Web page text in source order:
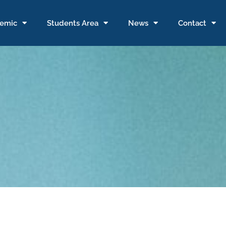
Students Area News Contact